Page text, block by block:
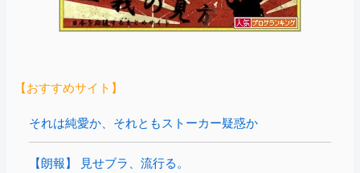
【おすすめサイト】
それは純愛か、それともストーカー疑惑か
【朗報】 見せブラ、流行る。